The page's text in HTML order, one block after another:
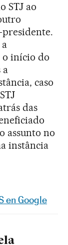
STJ ao
início do
a
caso
das
assunto no
instância
en Google